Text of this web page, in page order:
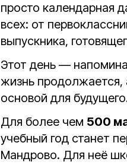
просто календарная
всех: от
выпускника,
Этот день —
жизнь продолжается,
основой для
Для более чем 500
учебный год станет
Мандрово. Для неё